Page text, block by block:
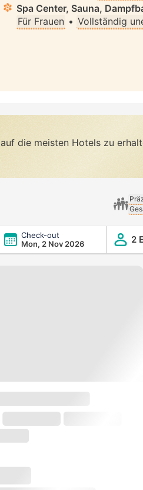
Spa Center, Sauna,
Für Frauen • Vollständig
auf die meisten Hotels zu
Check-out
Mon, 2 Nov 2026
2